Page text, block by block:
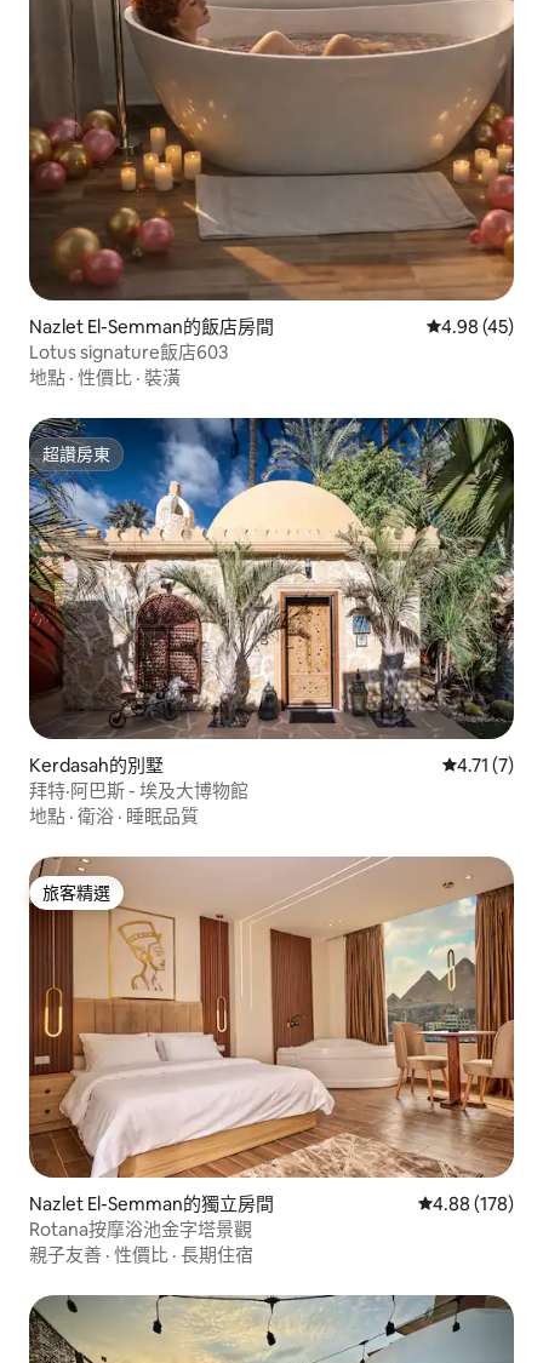
Nazlet El-Semman的飯店房間 從 45 則評價
4.98 (45)
Lotus signature飯店603
地點 · 性價比 · 裝潢
超讚房東
超讚房東
Kerdasah的別墅 從 7 則評價
4.71 (7)
拜特·阿巴斯 - 埃及大博物館
地點 · 衛浴 · 睡眠品質
旅客精選
旅客精選
Nazlet El-Semman的獨立房間 從 178 則評價
4.88 (178)
Rotana按摩浴池金字塔景觀
親子友善 · 性價比 · 長期住宿